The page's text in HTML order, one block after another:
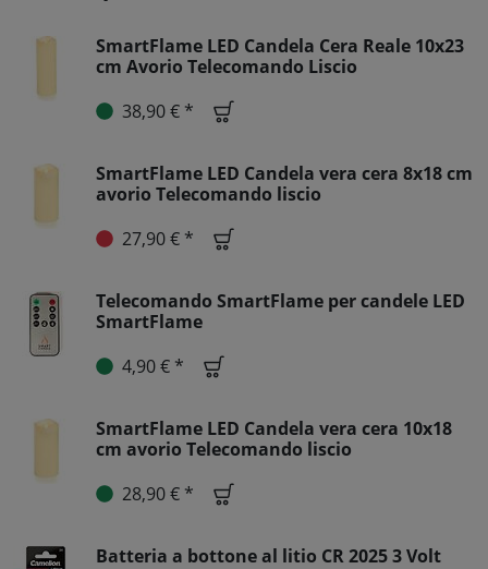
SmartFlame LED Candela Cera Reale 10x23
cm Avorio Telecomando Liscio
38,90 € *
SmartFlame LED Candela vera cera 8x18 cm
avorio Telecomando liscio
27,90 € *
Telecomando SmartFlame per candele LED
SmartFlame
4,90 € *
SmartFlame LED Candela vera cera 10x18
cm avorio Telecomando liscio
28,90 € *
Batteria a bottone al litio CR 2025 3 Volt